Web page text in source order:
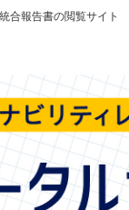
合報告書の閲覧サイト